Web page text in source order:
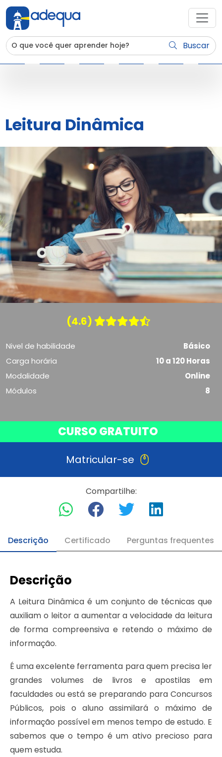
Buscar
Leitura Dinâmica
(4.6)
Nivel de habilidade
Básico
Carga horária
10 a 120 Horas
Modalidade
Online
Módulos
8
CURSO GRATUITO
Matricular-se
Compartilhe:
Descrição Certificado Perguntas frequentes
Descrição
A Leitura Dinâmica é um conjunto de técnicas que
auxiliam o leitor a aumentar a velocidade da leitura
de forma compreensiva e retendo o máximo de
informação.
É uma excelente ferramenta para quem precisa ler
grandes volumes de livros e apostilas em
faculdades ou está se preparando para Concursos
Públicos, pois o aluno assimilará o máximo de
informação possível em menos tempo de estudo. E
sabemos que o tempo é um ativo precioso para
quem estuda.